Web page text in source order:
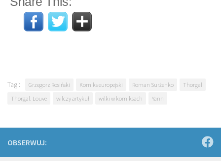
Tagi: Grzegorz Rosiński Komiks europejski Roman Surżenko
Thorgal
Thorgal. Louve
wilczy artykuł wilki w komiksach Yann
OBSERWUJ: